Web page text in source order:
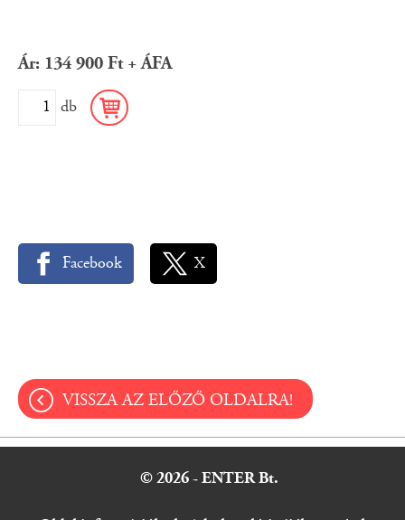
Ár: 134 900 Ft + ÁFA
db
Facebook X
VISSZA AZ ELŐZŐ OLDALRA!
© 2026 - ENTER Bt.